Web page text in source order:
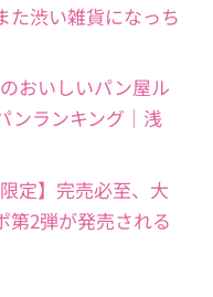
た渋い雑貨になっち
おいしいパン屋ル
ンランキング｜浅
定】完売必至、大
2弾が発売される